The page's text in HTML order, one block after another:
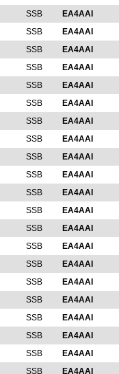
SSB EA4AAI
SSB EA4AAI
SSB EA4AAI
SSB EA4AAI
SSB EA4AAI
SSB EA4AAI
SSB EA4AAI
SSB EA4AAI
SSB EA4AAI
SSB EA4AAI
SSB EA4AAI
SSB EA4AAI
SSB EA4AAI
SSB EA4AAI
SSB EA4AAI
SSB EA4AAI
SSB EA4AAI
SSB EA4AAI
SSB EA4AAI
SSB EA4AAI
SSB EA4AAI